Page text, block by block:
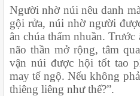
Người nhờ núi nêu danh
gội rửa, núi nhờ người
ân chúa thấm nhuần.
não thần mở rộng, tâm
vận núi được hội tốt tao
may tế ngộ. Nếu không
thiêng liêng như thế?”.